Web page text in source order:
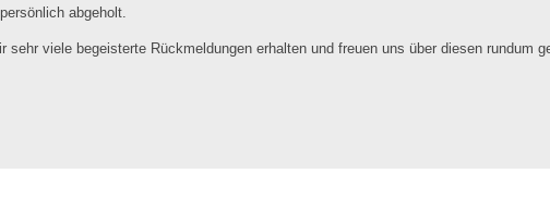
abgeholt.
sehr viele begeisterte Rückmeldungen erhalten und freuen uns über diesen rundum